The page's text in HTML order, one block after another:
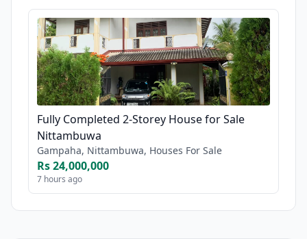
Fully Completed 2-Storey House for Sale
Nittambuwa
Gampaha, Nittambuwa, Houses For Sale
Rs 24,000,000
7 hours ago